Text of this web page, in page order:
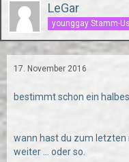
LeGar
younggay Stamm-
17. November 2016
bestimmt schon ein
wann hast du zum letzten
weiter ... oder so.